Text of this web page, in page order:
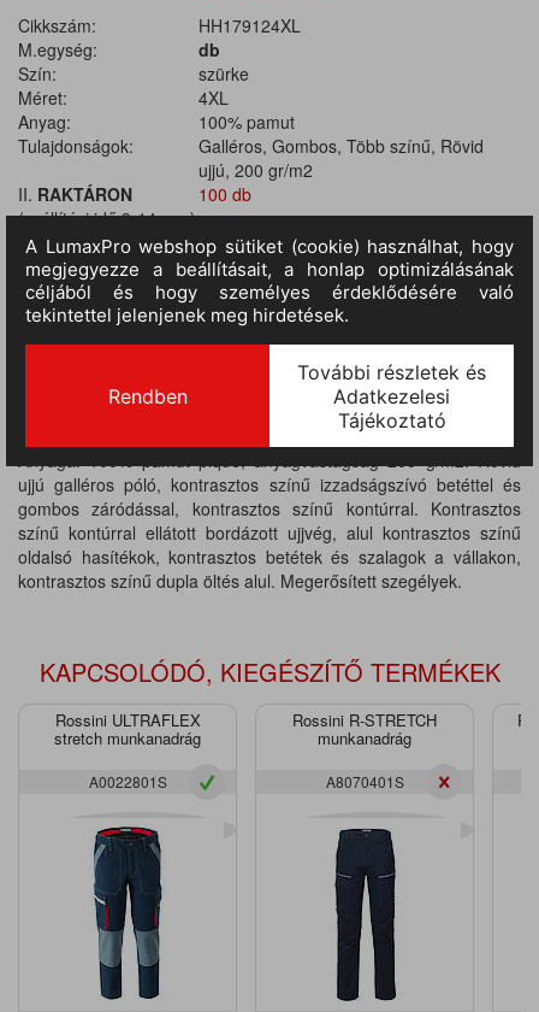
Cikkszám:
HH179124XL
M.egység:
db
Szín:
szürke
Méret:
4XL
Anyag:
100% pamut
Tulajdonságok:
Galléros, Gombos, Több színű, Rövid
ujjú, 200 gr/m2
II. RAKTÁRON
(szállítási idő 9-14 nap)
100 db
TERMÉKINFORMÁCIÓ
Anyaga: 100% pamut piqué, anyagvastagság 200 g/m2. Rövid
ujjú galléros póló, kontrasztos színű izzadságszívó betéttel és
gombos záródással, kontrasztos színű kontúrral. Kontrasztos
színű kontúrral ellátott bordázott ujjvég, alul kontrasztos színű
oldalsó hasítékok, kontrasztos betétek és szalagok a vállakon,
kontrasztos színű dupla öltés alul. Megerősített szegélyek.
KAPCSOLÓDÓ, KIEGÉSZÍTŐ TERMÉKEK
Rossini ULTRAFLEX
stretch munkanadrág
A0022801S
Rossini R-STRETCH
munkanadrág
A8070401S